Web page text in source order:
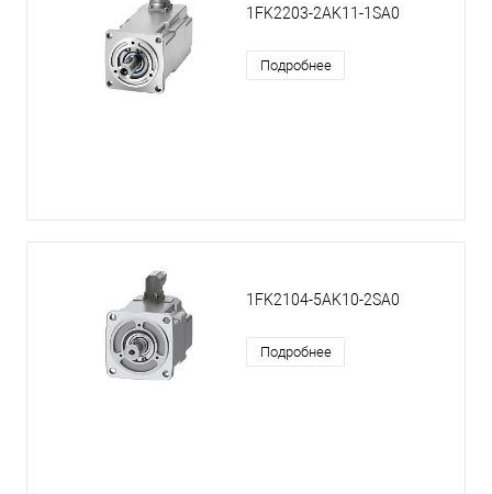
1FK2203-2AK11-1SA0
Подробнее
1FK2104-5AK10-2SA0
Подробнее